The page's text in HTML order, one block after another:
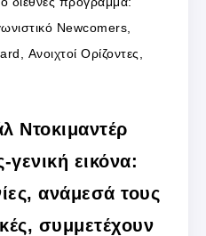
Newcomers,
Ανοιχτοί Ορίζοντες,
Ντοκιμαντέρ
εικόνα:
ανάμεσά τους
συμμετέχουν